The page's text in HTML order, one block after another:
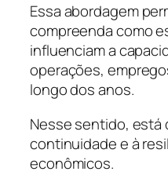
Essa abordagem
compreenda como
influenciam a
operações,
longo dos anos.
Nesse sentido, está
continuidade e à
econômicos.